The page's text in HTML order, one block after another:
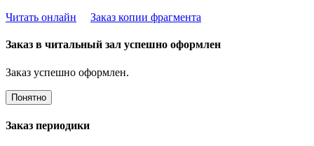
Читать онлайн
Заказ копии фрагмента
Заказ в читальный зал успешно оформлен
Заказ успешно оформлен.
Понятно
Заказ периодики